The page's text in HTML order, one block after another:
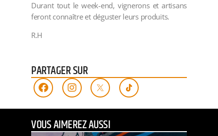
Durant tout le week-end, vignerons et artisans
feront connaître et déguster leurs produits.
R.H
PARTAGER SUR
VOUS AIMEREZ AUSSI